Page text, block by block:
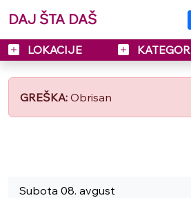
DAJ ŠTA DAŠ
LOKACIJE
GREŠKA: Obrisan
Subota 08. avgust